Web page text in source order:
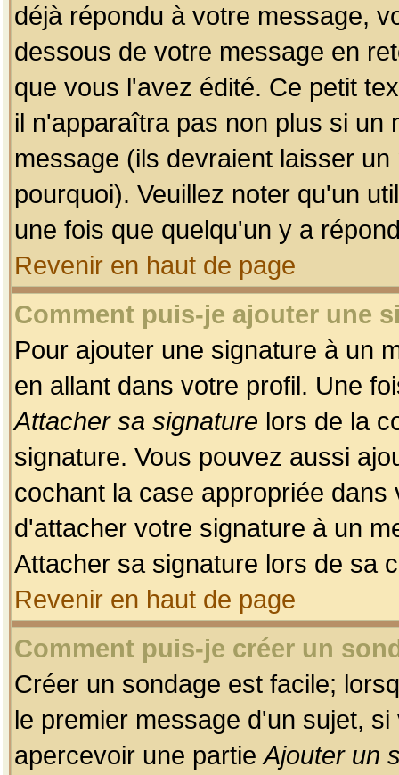
déjà répondu à votre message,
dessous de votre message en
que vous l'avez édité. Ce petit
il n'apparaîtra pas non plus si un
message (ils devraient laisser
pourquoi). Veuillez noter qu'un
une fois que quelqu'un y a
Revenir en haut de page
Comment puis-je ajouter une
Pour ajouter une signature à un
en allant dans votre profil. Une
Attacher sa signature lors de la
signature. Vous pouvez aussi
cochant la case appropriée
d'attacher votre signature à un
Attacher sa signature lors de sa
Revenir en haut de page
Comment puis-je créer un
Créer un sondage est facile;
le premier message d'un sujet,
apercevoir une partieAjouter un